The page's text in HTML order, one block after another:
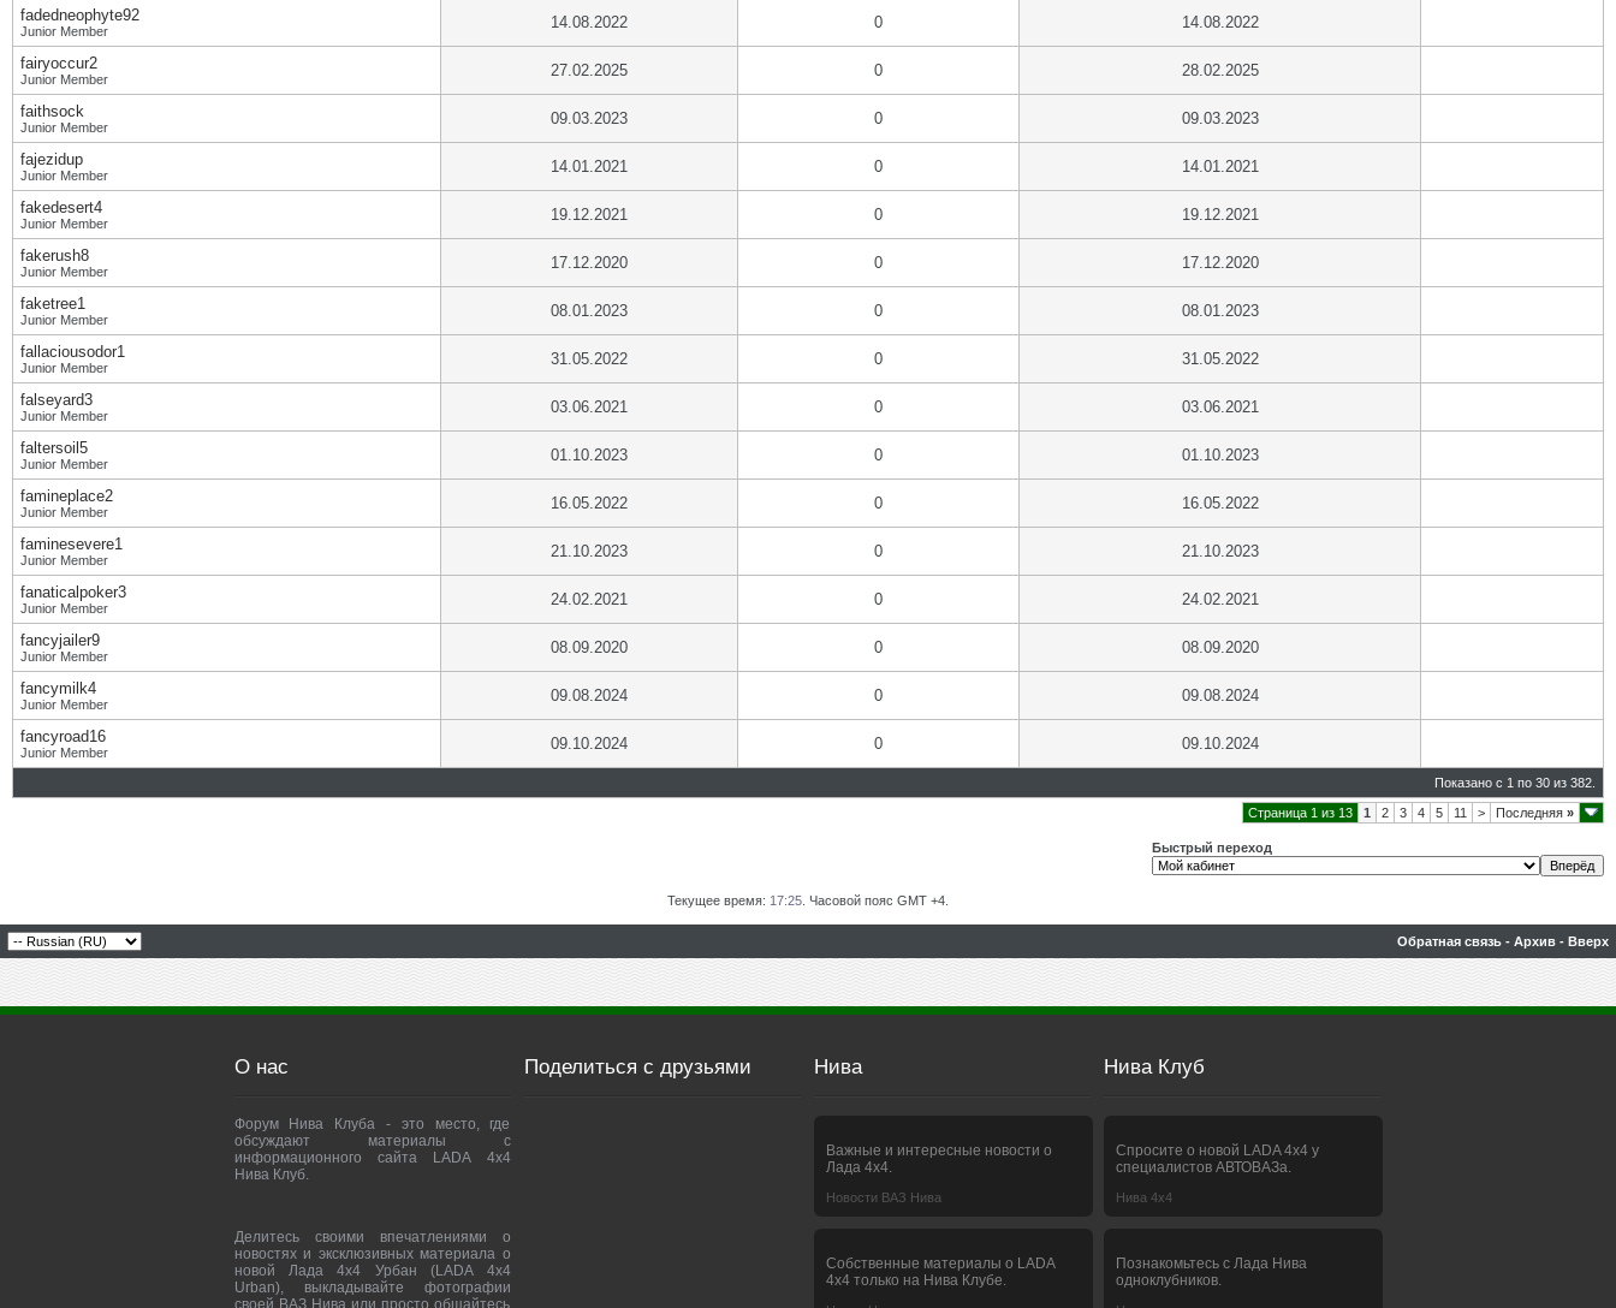
fadedneophyte92
Junior Member 14.08.2022 0 14.08.2022
fairyoccur2
Junior Member 27.02.2025 0 28.02.2025
faithsock
Junior Member 09.03.2023 0 09.03.2023
fajezidup
Junior Member 14.01.2021 0 14.01.2021
fakedesert4
Junior Member 19.12.2021 0 19.12.2021
fakerush8
Junior Member 17.12.2020 0 17.12.2020
faketree1
Junior Member 08.01.2023 0 08.01.2023
fallaciousodor1
Junior Member 31.05.2022 0 31.05.2022
falseyard3
Junior Member 03.06.2021 0 03.06.2021
faltersoil5
Junior Member 01.10.2023 0 01.10.2023
famineplace2
Junior Member 16.05.2022 0 16.05.2022
faminesevere1
Junior Member 21.10.2023 0 21.10.2023
fanaticalpoker3
Junior Member 24.02.2021 0 24.02.2021
fancyjailer9
Junior Member 08.09.2020 0 08.09.2020
fancymilk4
Junior Member 09.08.2024 0 09.08.2024
fancyroad16
Junior Member 09.10.2024 0 09.10.2024
Показано с 1 по 30 из 382.
Страница 1 из 13 1 2 3 4 5 11 > Последняя »
Быстрый переход
Текущее время: 17:25 . Часовой пояс GMT +4.
Обратная связь - Архив - Вверх
О нас
Форум Нива Клуба - это место, где
обсуждают материалы с
информационного сайта LADA 4x4
Нива Клуб.
Делитесь своими впечатлениями о
новостях и эксклюзивных материала о
новой Лада 4х4 Урбан (LADA 4x4
Urban), выкладывайте фотографии
своей ВАЗ Нива или просто общайтесь
Поделиться с друзьями Нива
Важные и интересные новости о
Лада 4х4.
Новости ВАЗ Нива
Собственные материалы о LADA
4x4 только на Нива Клубе.
Нива Клуб
Спросите о новой LADA 4x4 у
специалистов АВТОВАЗа.
Нива 4х4
Познакомьтесь с Лада Нива
одноклубников.